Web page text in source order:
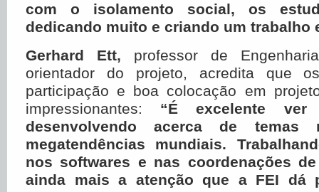
com o isolamento social, os
dedicando muito e criando um trabalho
Gerhard Ett, professor de
orientador do projeto, acredita que
participação e boa colocação em
impressionantes: “É excelente
desenvolvendo acerca de temas
megatendências mundiais.
nos softwares e nas coordenações
ainda mais a atenção que a FEI dá